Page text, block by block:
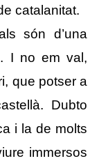
catalanitat.
són d’una
I no em val,
que potser a
Dubto
i la de molts
immersos